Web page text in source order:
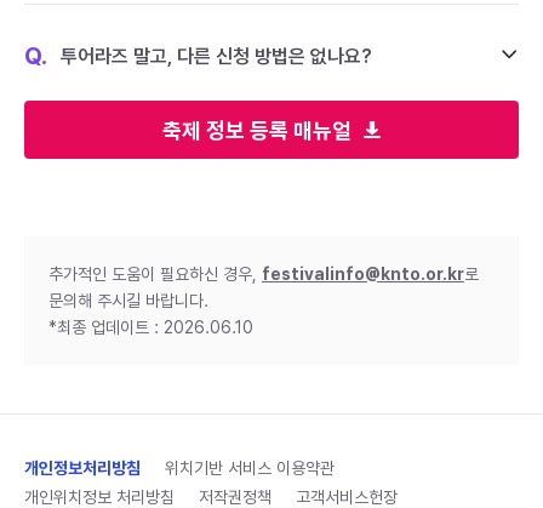
축제 정보 등록 매뉴얼
Q. 투어라즈 말고, 다른 신청 방법은 없나요?
추가적인 도움이 필요하신 경우, festivalinfo@knto.or.kr로
문의해 주시길 바랍니다.
*최종 업데이트 : 2026.06.10
개인정보처리방침
위치기반 서비스 이용약관
개인위치정보 처리방침
저작권정책 고객서비스헌장